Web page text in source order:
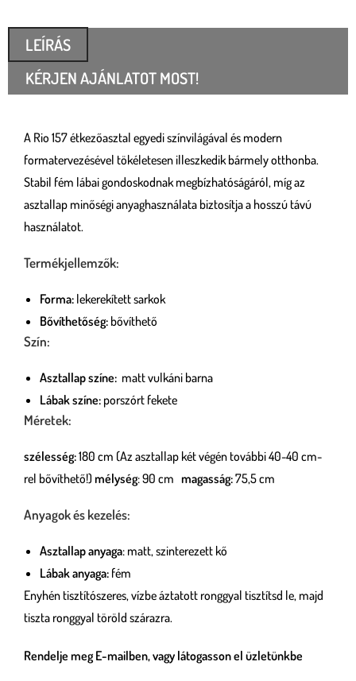
LEÍRÁS
KÉRJEN AJÁNLATOT MOST!
A Rio 157 étkezőasztal egyedi színvilágával és modern
formatervezésével tökéletesen illeszkedik bármely otthonba.
Stabil fém lábai gondoskodnak megbízhatóságáról, míg az
asztallap minőségi anyaghasználata biztosítja a hosszú távú
használatot.
Termékjellemzők:
Forma: lekerekített sarkok
Bővíthetőség: bővíthető
Szín:
Asztallap színe: matt vulkáni barna
Lábak színe: porszórt fekete
Méretek:
szélesség:180 cm (Az asztallap két végén további 40-40 cm-
rel bővíthető!) mélység: 90 cm magasság:75,5 cm
Anyagok és kezelés:
Asztallap anyaga: matt, szinterezett kő
Lábak anyaga: fém
Enyhén tisztítószeres, vízbe áztatott ronggyal tisztítsd le, majd
tiszta ronggyal töröld szárazra.
Rendelje meg E-mailben, vagy látogasson el üzletünkbe